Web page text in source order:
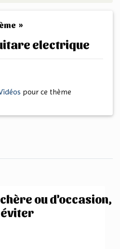
»
electrique
pour ce thème
ou d'occasion,
éviter